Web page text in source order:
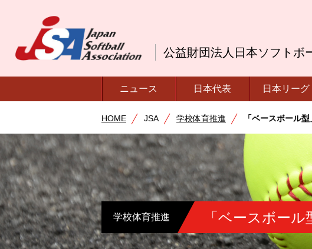
公益財団法人日本ソフトボ
ニュース 日本代表 日本リーグ
HOME JSA 学校体育推進 「ベースボール
学校体育推進 「ベースボー